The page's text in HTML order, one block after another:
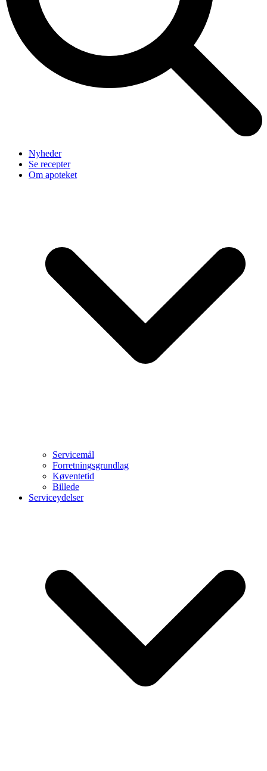
Nyheder
Se recepter
Om apoteket
Servicemål
Forretningsgrundlag
Køventetid
Billede
Serviceydelser